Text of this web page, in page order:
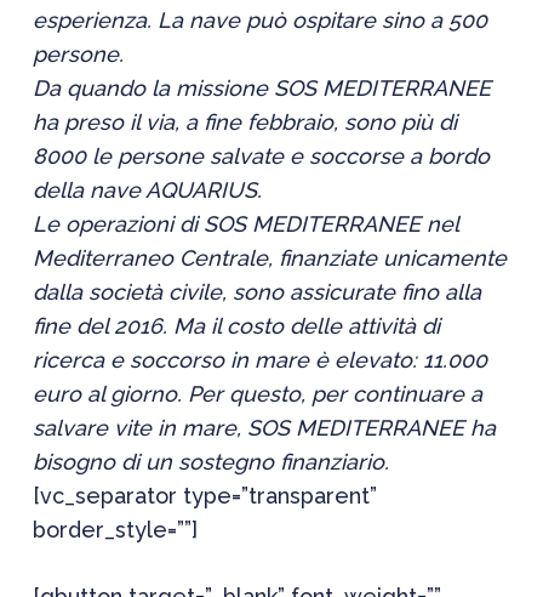
esperienza. La nave può ospitare sino a 500
persone.
Da quando la missione SOS MEDITERRANEE
ha preso il via, a fine febbraio, sono più di
8000 le persone salvate e soccorse a bordo
della nave AQUARIUS.
Le operazioni di SOS MEDITERRANEE nel
Mediterraneo Centrale, finanziate unicamente
dalla società civile, sono assicurate fino alla
fine del 2016. Ma il costo delle attività di
ricerca e soccorso in mare è elevato: 11.000
euro al giorno. Per questo, per continuare a
salvare vite in mare, SOS MEDITERRANEE ha
bisogno di un sostegno finanziario.
[vc_separator type=”transparent”
border_style=””]